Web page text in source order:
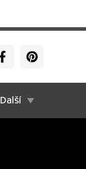
Další